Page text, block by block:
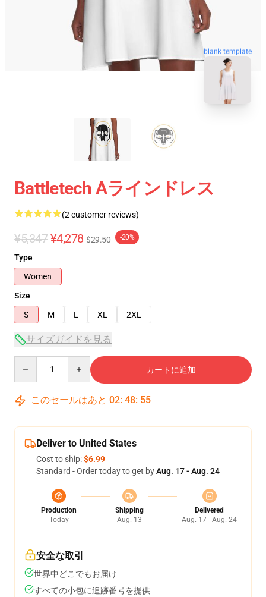
blank template
Battletech Aラインドレス
(2 customer reviews)
¥5,347 ¥4,278 $29.50 -20%
Type
Women
Size
S
M L XL 2XL
サイズガイドを見る
カートに追加
このセールはあと 02: 48: 54
Deliver to United States
Cost to ship:$6.99
Standard - Order today to get byAug. 17 - Aug. 24
Production
Today
Shipping
Aug. 13
Delivered
Aug. 17 - Aug. 24
安全な取引
世界中どこでもお届け
すべての小包に追跡番号を提供